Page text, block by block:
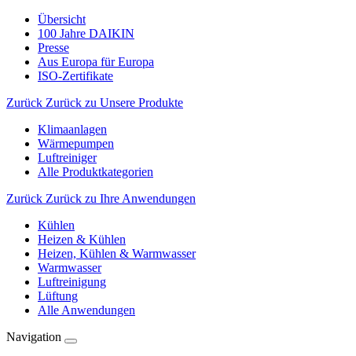
Übersicht
100 Jahre DAIKIN
Presse
Aus Europa für Europa
ISO-Zertifikate
Zurück Zurück zu Unsere Produkte
Klimaanlagen
Wärmepumpen
Luftreiniger
Alle Produktkategorien
Zurück Zurück zu Ihre Anwendungen
Kühlen
Heizen & Kühlen
Heizen, Kühlen & Warmwasser
Warmwasser
Luftreinigung
Lüftung
Alle Anwendungen
Navigation